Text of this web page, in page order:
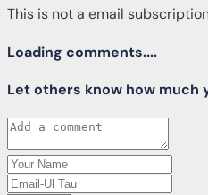
This is not a email
Loading comments....
Let others know how much